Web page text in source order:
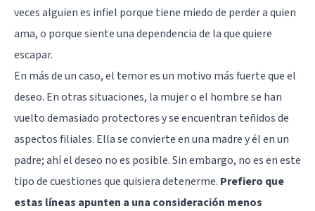
veces alguien es infiel porque tiene miedo de perder a quien
ama, o porque siente una dependencia de la que quiere
escapar.
En más de un caso, el temor es un motivo más fuerte que el
deseo. En otras situaciones, la mujer o el hombre se han
vuelto demasiado protectores y se encuentran teñidos de
aspectos filiales. Ella se convierte en una madre y él en un
padre; ahí el deseo no es posible. Sin embargo, no es en este
tipo de cuestiones que quisiera detenerme. Prefiero que
estas líneas apunten a una consideración menos